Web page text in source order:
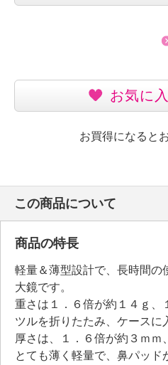
お気に
お買得になると
この商品について
商品の特長
軽量＆薄型設計で、長時間の
大鏡です。
重さは１．６倍が約１４ｇ、
ツルを折りたたみ、ケースに
厚さは、１．６倍が約３ｍｍ
とても薄く軽量で、鼻パッド